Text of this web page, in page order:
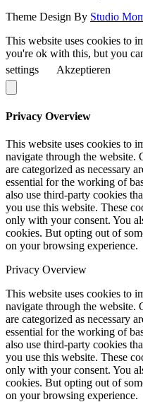
Theme Design By Studio
This website uses cookies to
you're ok with this, but you
settings
Akzeptieren
Privacy Overview
This website uses cookies to
navigate through the website.
are categorized as necessary
essential for the working of
also use third-party cookies
you use this website. These
only with your consent. You
cookies. But opting out of
on your browsing experience.
Privacy Overview
This website uses cookies to
navigate through the website.
are categorized as necessary
essential for the working of
also use third-party cookies
you use this website. These
only with your consent. You
cookies. But opting out of
on your browsing experience.